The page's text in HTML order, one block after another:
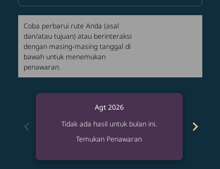
Coba perbarui rute Anda (asal
dan/atau tujuan) atau berinteraksi
dengan masing-masing tanggal di
bawah untuk menemukan
penawaran.
chevron_left
Agt 2026
Tidak ada hasil untuk bulan ini.
Temukan Penawaran
chevron_right